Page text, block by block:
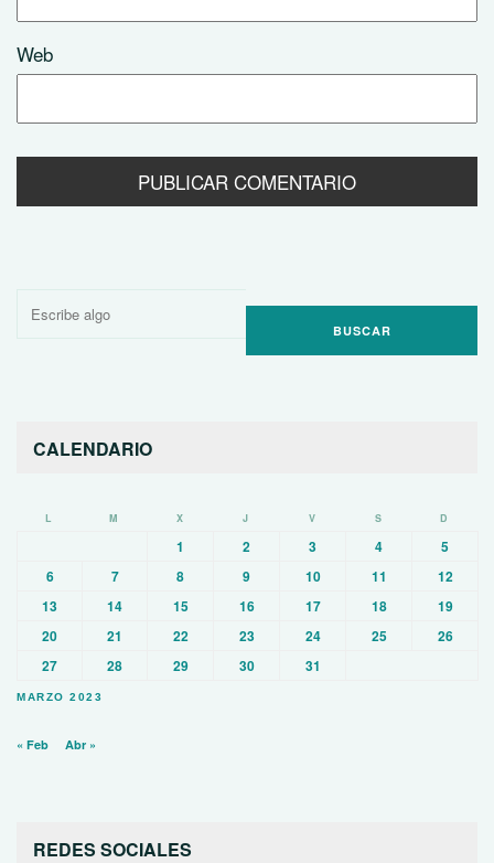
Web
Buscar
CALENDARIO
MARZO 2023
L M X J V S D
1 2 3 4
5
6
7 8 9 10 11
12
13
14 15 16 17 18
19
20
21 22 23 24 25
26
27
28 29 30 31
« Feb Abr »
REDES SOCIALES